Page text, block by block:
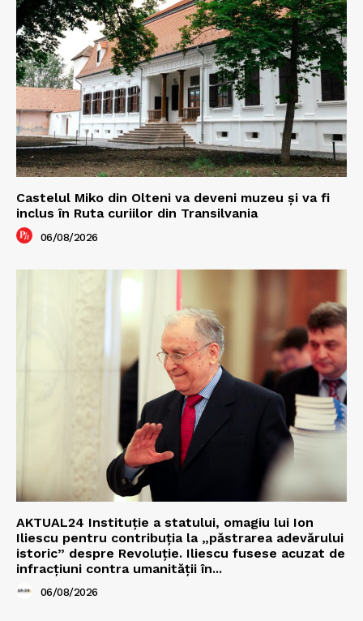
Castelul Miko din Olteni va deveni muzeu şi va fi
inclus în Ruta curiilor din Transilvania
06/08/2026
AKTUAL24 Instituție a statului, omagiu lui Ion
Iliescu pentru contribuția la „păstrarea adevărului
istoric” despre Revoluție. Iliescu fusese acuzat de
infracțiuni contra umanității în...
06/08/2026